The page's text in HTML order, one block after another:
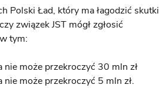
Polski Ład, który ma łagodzić skutki
związek JST mógł zgłosić
tym:
może przekroczyć 30 mln zł
może przekroczyć 5 mln zł.